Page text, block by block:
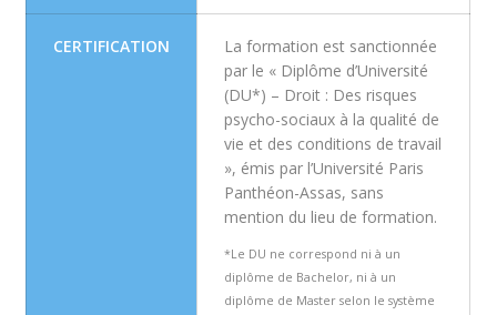
CERTIFICATION
La formation est sanctionnée
par le « Diplôme d’Université
(DU*) – Droit : Des risques
psycho-sociaux à la qualité de
vie et des conditions de travail
», émis par l’Université Paris
Panthéon-Assas, sans
mention du lieu de formation.
*Le DU ne correspond ni à un
diplôme de Bachelor, ni à un
diplôme de Master selon le système